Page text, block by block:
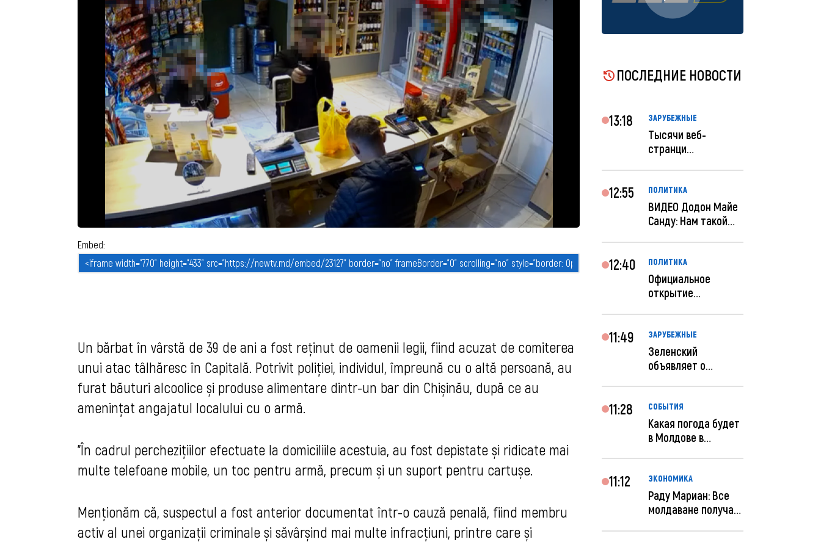
Embed:
Un bărbat în vârstă de 39 de ani a fost reținut de oamenii legii, fiind acuzat de comiterea
unui atac tâlhăresc în Capitală. Potrivit poliției, individul, împreună cu o altă persoană, au
furat băuturi alcoolice și produse alimentare dintr-un bar din Chișinău, după ce au
amenințat angajatul localului cu o armă.
"În cadrul perchezițiilor efectuate la domiciliile acestuia, au fost depistate și ridicate mai
multe telefoane mobile, un toc pentru armă, precum și un suport pentru cartușe.
Menționăm că, suspectul a fost anterior documentat într-o cauză penală, fiind membru
activ al unei organizații criminale și săvârșind mai multe infracțiuni, printre care și
ПОСЛЕДНИЕ НОВОСТИ
13:18 ЗАРУБЕЖНЫЕ
Тысячи веб-
странци
12:55 ПОЛИТИКА
ВИДЕО Додон Майе
Санду: Нам такой
12:40 ПОЛИТИКА
Официальное
открытие
Кишиневе: и...
11:49 ЗАРУБЕЖНЫЕ
Зеленский
объявляет о
ар...
11:28 СОБЫТИЯ
Какая погода будет
в Молдове в
11:12 ЭКОНОМИКА
Раду Мариан: Все
молдаване получат